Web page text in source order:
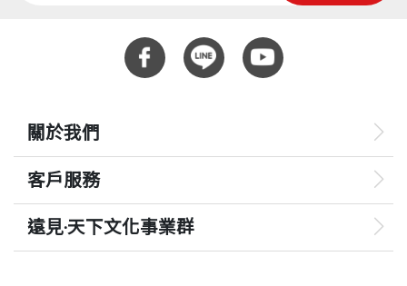
5 自媒體的強大擴散力－Q嘉義粉絲團與短影音行銷
PART 2全面挺進，照顧全嘉
第四章長者的安心嘉園
對於年輕人因現實選擇離開嘉義，翁章梁雖然充滿無
奈，但他說：「我從來不會喊話要年輕人返鄉，因為
展已經與世界發展緊密相連，台灣的年輕人是屬於全
世界的。身為嘉義縣長，我要做的是：『讓想回來嘉
太過單一，想回鄉工作的人經常找不到機會，所以嘉
義要重振農業、發展工業跟科技，創造更多的工作機
關於我們
客戶服務
遠見‧天下文化事業群